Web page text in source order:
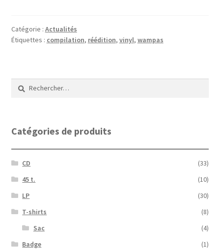
Catégorie : Actualités
Étiquettes : compilation, réédition, vinyl, wampas
Rechercher :
Catégories de produits
CD
(33)
45 t.
(10)
LP
(30)
T-shirts
(8)
Sac
(4)
Badge
(1)